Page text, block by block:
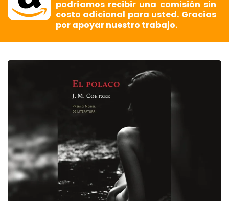
podríamos recibir una comisión sin
costo adicional para usted. Gracias
por apoyar nuestro trabajo.